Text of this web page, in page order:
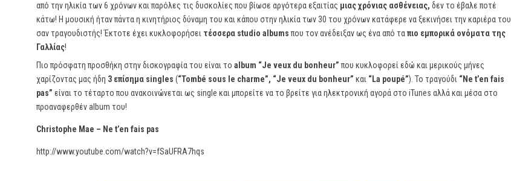
από την ηλικία των 6 χρόνων και παρόλες τις δυσκολίες που βίωσε αργότερα εξαιτίας μιας χρόνιας ασθένειας, δεν το έβαλε ποτέ
κάτω! Η μουσική ήταν πάντα η κινητήριος δύναμη του και κάπου στην ηλικία των 30 του χρόνων κατάφερε να ξεκινήσει την καριέρα του
σαν τραγουδιστής! Έκτοτε έχει κυκλοφορήσει τέσσερα studio albumsπου τον ανέδειξαν ως ένα από ταπιο εμπορικά ονόματα της
Γαλλίας!
Πιο πρόσφατη προσθήκη στην δισκογραφία του είναι το album “Je veux du bonheur”που κυκλοφορεί εδώ και μερικούς μήνες
χαρίζοντας μας ήδη 3 επίσημα singles (“Tombé sous le charme”, “Je veux du bonheur” και “La poupé”). To τραγούδι “Ne t’en fais
pas” είναι το τέταρτο που ανακοινώνεται ως single και μπορείτε να το βρείτε για ηλεκτρονική αγορά στο iTunes αλλά και μέσα στο
προαναφερθέν album του!
Christophe Mae – Ne t’en fais pas
http://www.youtube.com/watch?v=fSaUFRA7hqs